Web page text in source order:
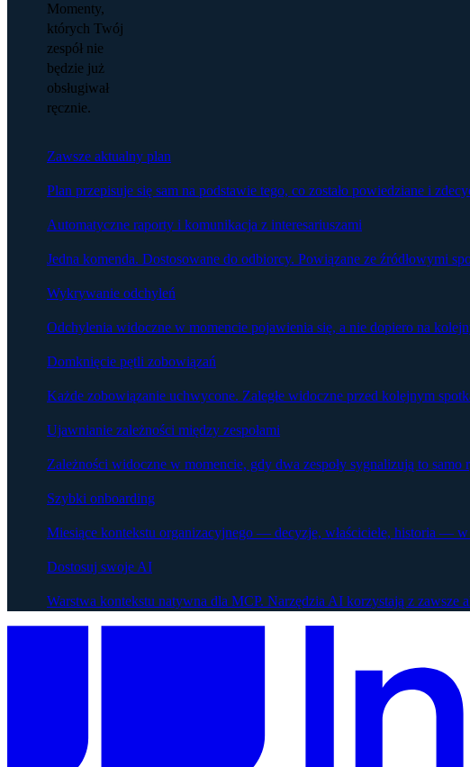
Momenty,
których Twój
zespół nie
będzie już
obsługiwał
ręcznie.
Zawsze aktualny plan
Plan przepisuje się sam na podstawie tego, co zostało powiedziane i
Automatyczne raporty i komunikacja z interesariuszami
Jedna komenda. Dostosowane do odbiorcy. Powiązane ze źródłowymi
Wykrywanie odchyleń
Odchylenia widoczne w momencie pojawienia się, a nie dopiero na
Domknięcie pętli zobowiązań
Każde zobowiązanie uchwycone. Zaległe widoczne przed kolejnym
Ujawnianie zależności między zespołami
Zależności widoczne w momencie, gdy dwa zespoły sygnalizują to samo
Szybki onboarding
Miesiące kontekstu organizacyjnego — decyzje, właściciele, historia — w
Dostosuj swoje AI
Warstwa kontekstu natywna dla MCP. Narzędzia AI korzystają z zawsze